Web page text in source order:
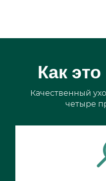
Как
Качественный
четыре